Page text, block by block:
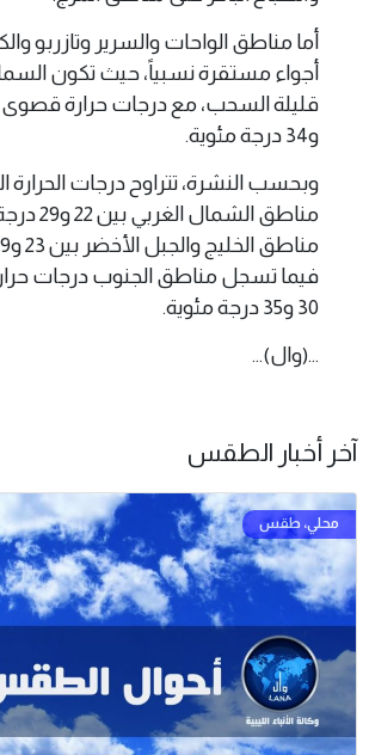
أما مناطق الواحات والسرير وتازربو
أجواء مستقرة نسبياً، حيث تكون
و34 درجة مئوية.
وبحسب النشرة، تتراوح درجات
مناطق
فيما تسجل مناطق الجنوب درجات
30 و35 درجة مئوية.
...(وال)...
آخر أخبار الطقس